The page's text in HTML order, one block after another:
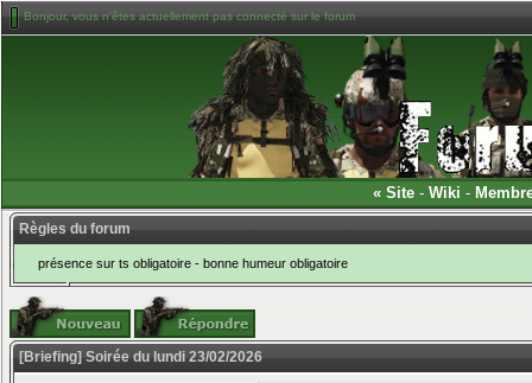
Bonjour, vous n'êtes actuellement pas connecté sur le forum
« Site - Wiki -
Règles du forum
présence sur ts obligatoire - bonne humeur obligatoire
[Briefing] Soirée du lundi 23/02/2026